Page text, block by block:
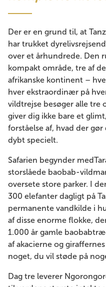
Der er en grund til, at
har trukket
over et århundrede. Den
kompakt område, tre af
afrikanske kontinent –
hver ekstraordinær på
vildtrejse besøger alle tre
giver dig ikke bare et
forståelse af, hvad der
dybt specielt.
Safarien begynder
storslåede baobab-
oversete store parker. I
300 elefanter dagligt på
permanente vandkilde i
af disse enorme flokke,
1.000 år gamle
af ​​akacierne og
noget, du vil støde på
Dag tre leverer